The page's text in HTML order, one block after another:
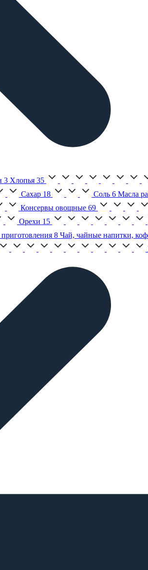
3 Хлопья 35
Сахар 18 Соль 6 Масла
Консервы овощные 69
Орехи 15
8 Чай, чайные напитки,